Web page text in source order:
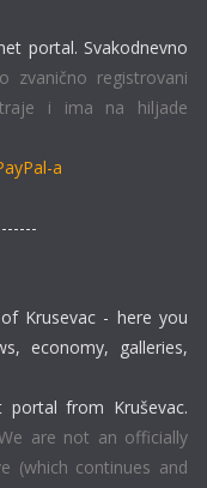
portal. Svakodnevno
zvanično registrovani
i ima na hiljade
a
Krusevac - here you
economy, galleries,
from Kruševac.
are not an officially
(which continues and